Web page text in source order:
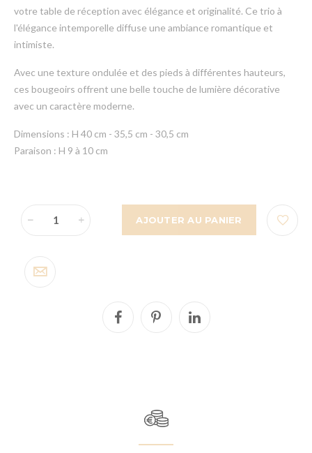
votre table de réception avec élégance et originalité. Ce trio à
l'élégance intemporelle diffuse une ambiance romantique et
intimiste.
Avec une texture ondulée et des pieds à différentes hauteurs,
ces bougeoirs offrent une belle touche de lumière décorative
avec un caractère moderne.
Dimensions : H 40 cm - 35,5 cm - 30,5 cm
Paraison : H 9 à 10 cm
AJOUTER AU PANIER